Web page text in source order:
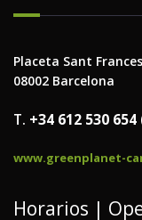
Placeta Sant
08002 Barcelona
T. +34 612 530 654
www.greenplanet-
Horarios |